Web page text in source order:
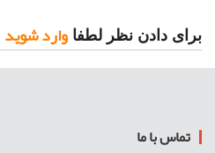
برای دادن نظر لطفا وارد شوید
تماس با ما